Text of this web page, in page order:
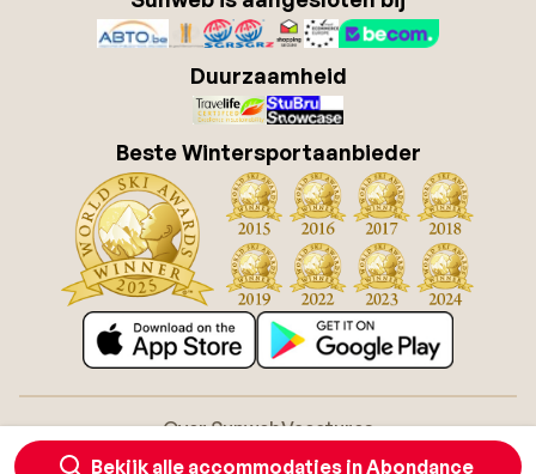
Bekijk alle accommodaties in Abondance
Duurzaamheid
Beste Wintersportaanbieder
Over SunwebVacatures
Algemene voorwaarden zonvakanties